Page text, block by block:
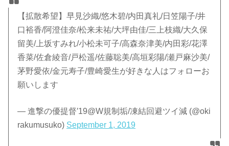
【拡散希望】早見沙織/悠木碧/内田真礼/日笠陽子/井
口裕香/阿澄佳奈/松来未祐/大坪由佳/三上枝織/大久保
留美/上坂すみれ/小松未可子/高森奈津美/内田彩/花澤
香菜/佐倉綾音/戸松遥/佐藤聡美/高垣彩陽/瀬戸麻沙美/
茅野愛依/金元寿子/豊崎愛生が好きな人はフォローお
願いします
— 進撃の優提督′19@W規制垢/凍結回避ツイ減 (@oki
rakumusuko) September 1, 2019